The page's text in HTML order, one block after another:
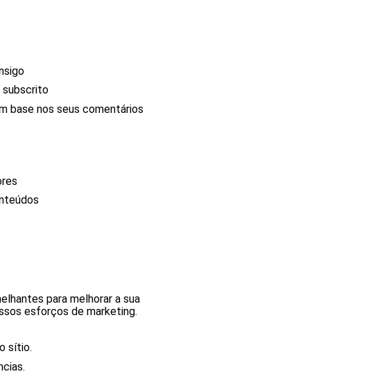
subscrito
base nos seus comentários
para melhorar a sua
esforços de marketing.
sítio.